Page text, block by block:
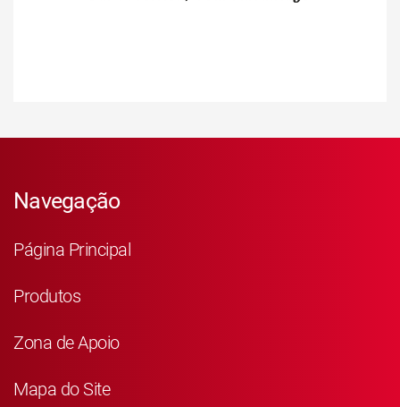
Navegação
Página Principal
Produtos
Zona de Apoio
Mapa do Site